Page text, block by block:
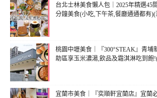
台北士林美食懶人包｜2025年精選45
分鐘美食(小吃,下午茶,餐廳通通都有)(
桃園中壢美食｜『300°STEAK』青埔
助區享玉米濃湯,飲品及霜淇淋吃到飽
宜蘭市美食｜『奕順軒宜蘭店』宜蘭